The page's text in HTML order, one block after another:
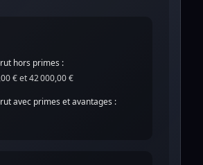
hors primes :
€ et 42 000,00 €
avec primes et avantages :